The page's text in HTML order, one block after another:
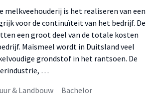
melkveehouderij is het realiseren van een
voor de continuïteit van het bedrijf. De
een groot deel van de totale kosten
Maïsmeel wordt in Duitsland veel
grondstof in het rantsoen. De
…
& Landbouw Bachelor